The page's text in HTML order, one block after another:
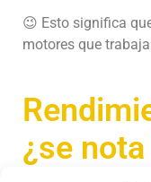
😉 Esto significa
motores que
¿se